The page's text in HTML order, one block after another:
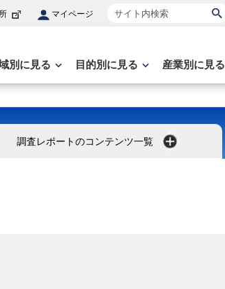
マイページ サイト内検索
別に見る 目的別に見る 産業別に見る
調査レポートのコンテンツ一覧